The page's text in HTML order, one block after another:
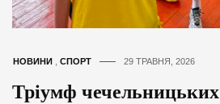
НОВИНИ СПОРТ 29 ТРАВНЯ, 2026
Тріумф чечельницьких